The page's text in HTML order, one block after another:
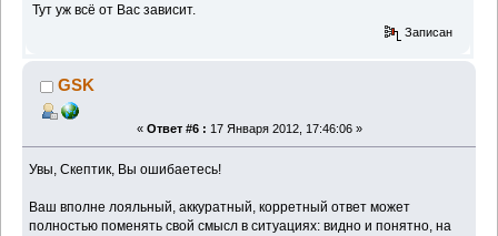
Тут уж всё от Вас зависит.
Записан
GSK
« Ответ #6 : 17 Января 2012, 17:46:06 »
Увы, Скептик, Вы ошибаетесь!
Ваш вполне лояльный, аккуратный, корретный ответ может
полностью поменять свой смысл в ситуациях: видно и понятно, на